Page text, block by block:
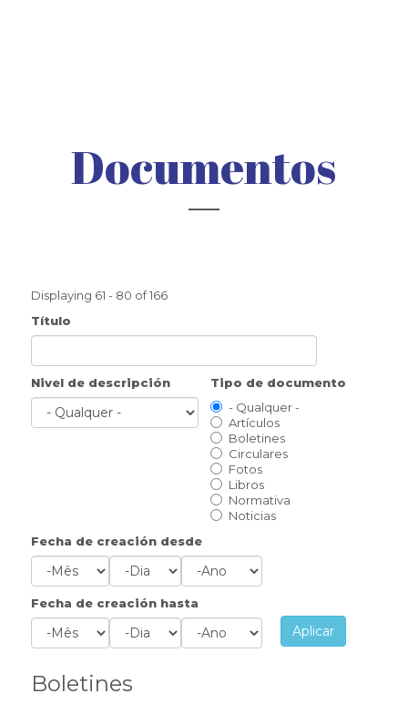
Documentos
Displaying 61 - 80 of 166
Título
Nivel de descripción
Tipo de documento
- Qualquer -
Artículos
Boletines
Circulares
Fotos
Libros
Normativa
Noticias
Fecha de creación desde
Mês Ano
Fecha de creación hasta
Aplicar
Boletines